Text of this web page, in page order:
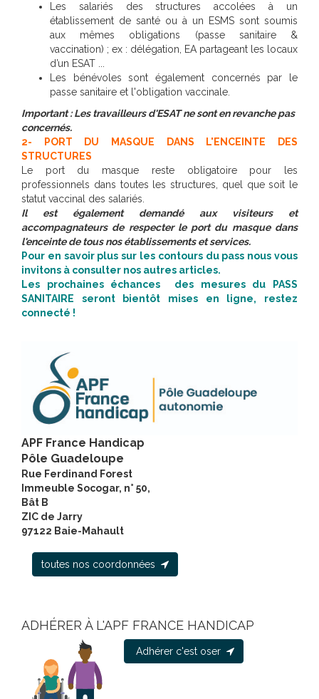
Les salariés des structures accolées à un
établissement de santé ou à un ESMS sont soumis
aux mêmes obligations (passe sanitaire &
vaccination) ; ex : délégation, EA partageant les locaux
d’un ESAT ...
Les bénévoles sont également concernés par le
passe sanitaire et l'obligation vaccinale.
Important : Les travailleurs d'ESAT ne sont en revanche pas
concernés.
2- PORT DU MASQUE DANS L'ENCEINTE DES
STRUCTURES
Le port du masque reste obligatoire pour les
professionnels dans toutes les structures, quel que soit le
statut vaccinal des salariés.
Il est également demandé aux visiteurs et
accompagnateurs de respecter le port du masque dans
l'enceinte de tous nos établissements et services.
Pour en savoir plus sur les contours du pass nous vous
invitons à consulter nos autres articles.
Les prochaines échances des mesures du PASS
SANITAIRE seront bientôt mises en ligne, restez
connecté !
APF France Handicap
Pôle Guadeloupe
Rue Ferdinand Forest
Immeuble Socogar, n° 50,
Bât B
ZIC de Jarry
97122 Baie-Mahault
toutes nos coordonnées
ADHÉRER À L'APF FRANCE HANDICAP
Adhérer c'est oser